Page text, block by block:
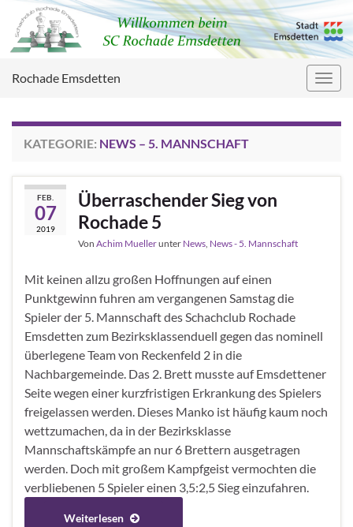
Rochade Emsdetten
KATEGORIE: NEWS – 5. MANNSCHAFT
FEB.
07
2019
Überraschender Sieg von
Rochade 5
Von Achim Muellerunter News News - 5. Mannschaft
Mit keinen allzu großen Hoffnungen auf einen
Punktgewinn fuhren am vergangenen Samstag die
Spieler der 5. Mannschaft des Schachclub Rochade
Emsdetten zum Bezirksklassenduell gegen das nominell
überlegene Team von Reckenfeld 2 in die
Nachbargemeinde. Das 2. Brett musste auf Emsdettener
Seite wegen einer kurzfristigen Erkrankung des Spielers
freigelassen werden. Dieses Manko ist häufig kaum noch
wettzumachen, da in der Bezirksklasse
Mannschaftskämpfe an nur 6 Brettern ausgetragen
werden. Doch mit großem Kampfgeist vermochten die
verbliebenen 5 Spieler einen 3,5:2,5 Sieg einzufahren.
Weiterlesen